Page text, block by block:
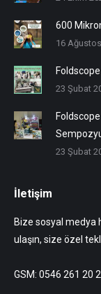
600
16
23 Şubat
23 Şubat
İletişim
Bize sosyal medya
ulaşın, size özel
GSM: 0546 261 20